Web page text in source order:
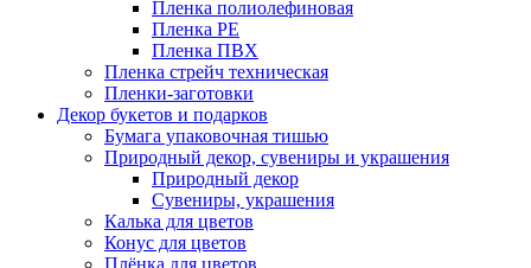
Пленка полиолефиновая
Пленка PE
Пленка ПВХ
Пленка стрейч техническая
Пленки-заготовки
Декор букетов и подарков
Бумага упаковочная тишью
Природный декор, сувениры и украшения
Природный декор
Сувениры, украшения
Калька для цветов
Конус для цветов
Плёнка для цветов